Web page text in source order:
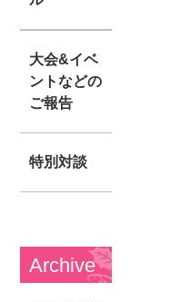
大会&イベ
ントなどの
ご報告
特別対談
Archive